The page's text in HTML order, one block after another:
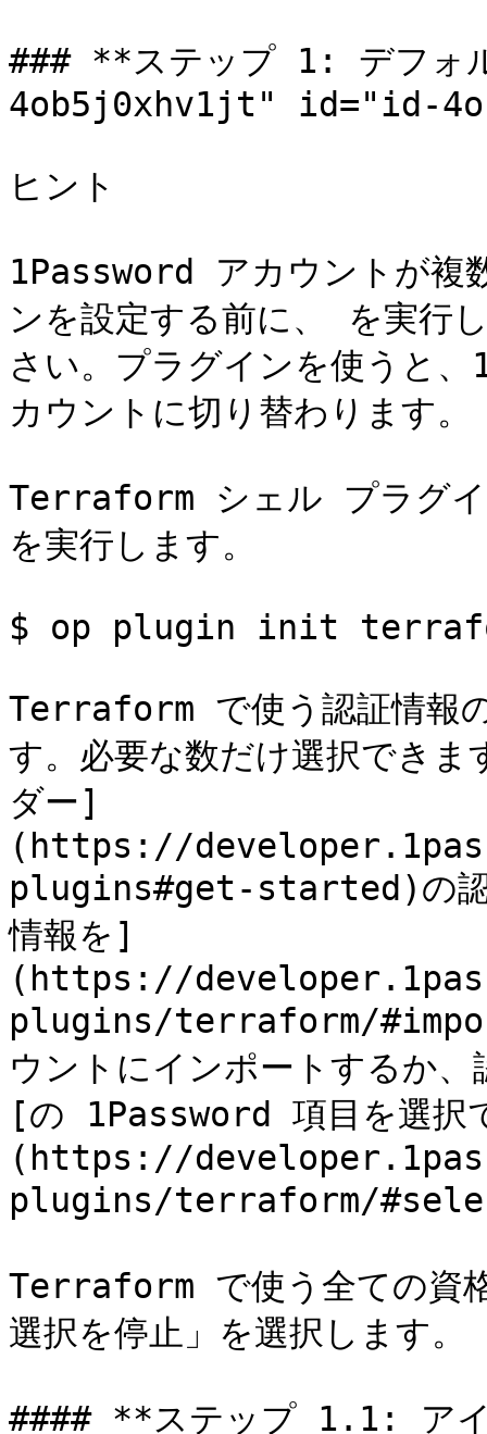
### **ステップ 1: デフ
4ob5j0xhv1jt" id="id-
ヒント
1Password アカウントが
ンを設定する前に、 を実行
さい。プラグインを使うと
カウントに切り替わります。
Terraform シェル プラグイ
を実行します。
$ op plugin init
Terraform で使う認証情報
す。必要な数だけ選択でき
ダー]
(https://
plugins#get-started)の認
情報を]
(https://
plugins/terraform/
ウントにインポートするか
[の 1Password 項目を選択
(https://
plugins/terraform/
Terraform で使う全ての資
選択を停止」を選択します。
#### **ステップ 1.1: アイ